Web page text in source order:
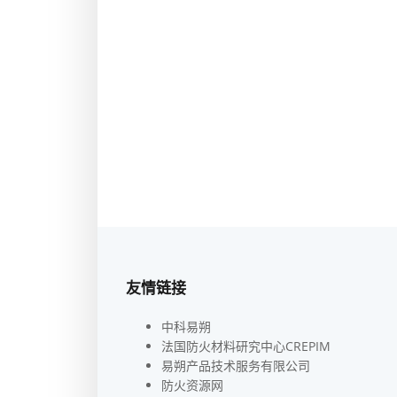
友情链接
中科易朔
法国防火材料研究中心CREPIM
易朔产品技术服务有限公司
防火资源网